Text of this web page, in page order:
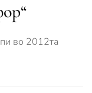
во 2012та